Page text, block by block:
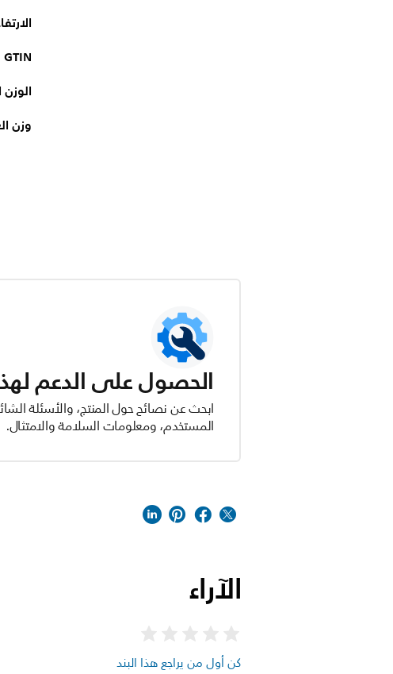
GTIN
وزن
الحصول على الدعم
ابحث عن نصائح حول المنتج، والأسئلة
المستخدم، ومعلومات السلامة والامتثال.
الآراء
كن أول من يراجع هذا البند